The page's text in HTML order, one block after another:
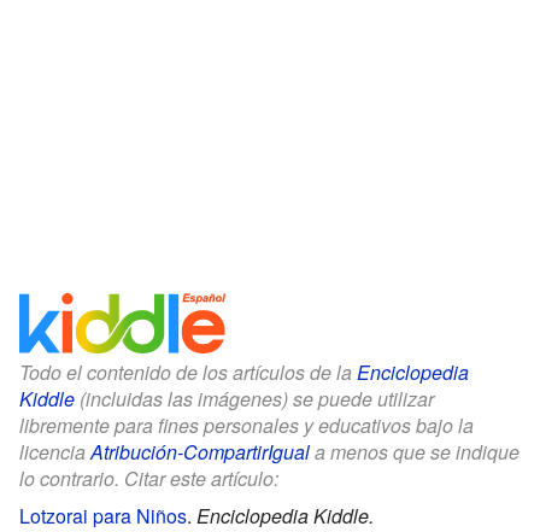
Todo el contenido de los artículos de la Enciclopedia
Kiddle (incluidas las imágenes) se puede utilizar
libremente para fines personales y educativos bajo la
licenciaAtribución-CompartirIguala menos que se indique
lo contrario. Citar este artículo:
Lotzorai para Niños. Enciclopedia Kiddle.